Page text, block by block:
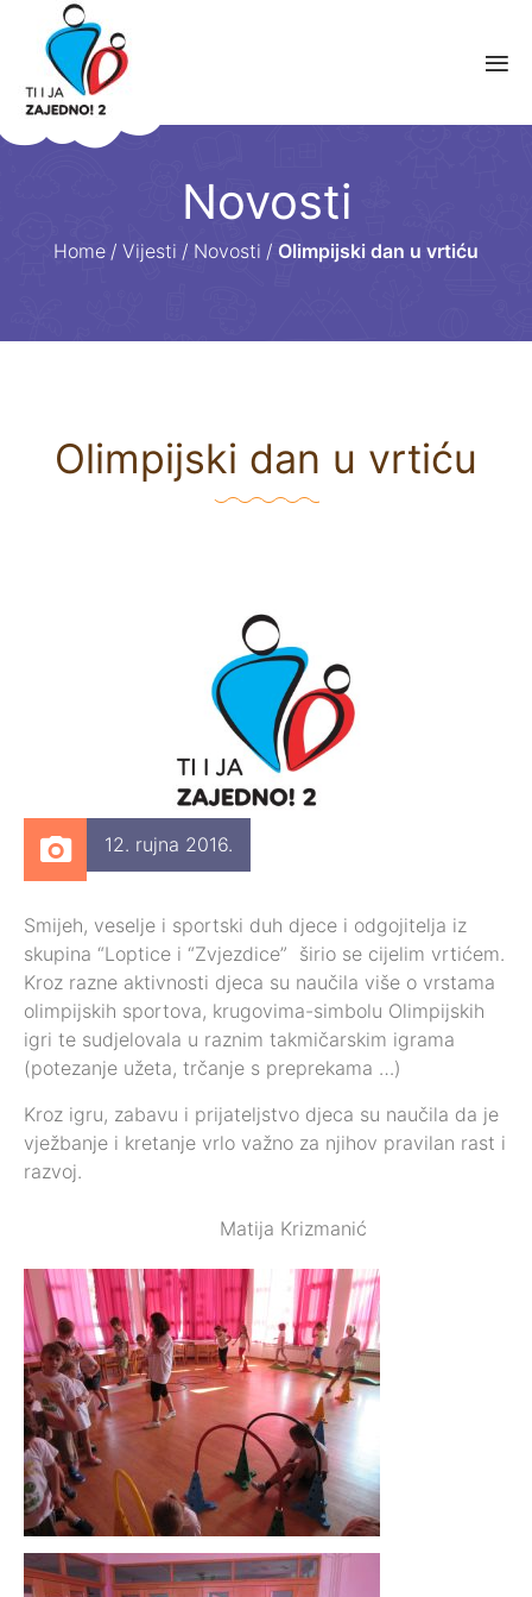
Novosti
Home / Vijesti / Novosti / Olimpijski dan u vrtiću
Olimpijski dan u vrtiću
12. rujna 2016.
Smijeh, veselje i sportski duh djece i odgojitelja iz
skupina “Loptice i “Zvjezdice” širio se cijelim vrtićem.
Kroz razne aktivnosti djeca su naučila više o vrstama
olimpijskih sportova, krugovima-simbolu Olimpijskih
igri te sudjelovala u raznim takmičarskim igrama
(potezanje užeta, trčanje s preprekama …)
Kroz igru, zabavu i prijateljstvo djeca su naučila da je
vježbanje i kretanje vrlo važno za njihov pravilan rast i
razvoj.
Matija Krizmanić